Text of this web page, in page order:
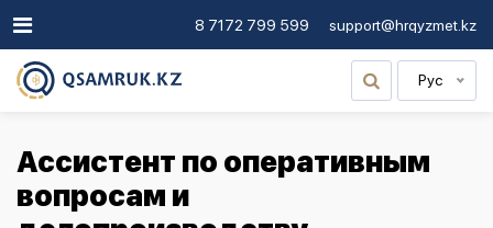
8 7172 799 599 support@hrqyzmet.kz
Рус
Ассистент по оперативным
вопросам и